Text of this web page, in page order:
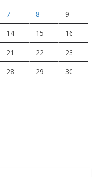
7 8 9
14 15 16
21 22 23
28 29 30